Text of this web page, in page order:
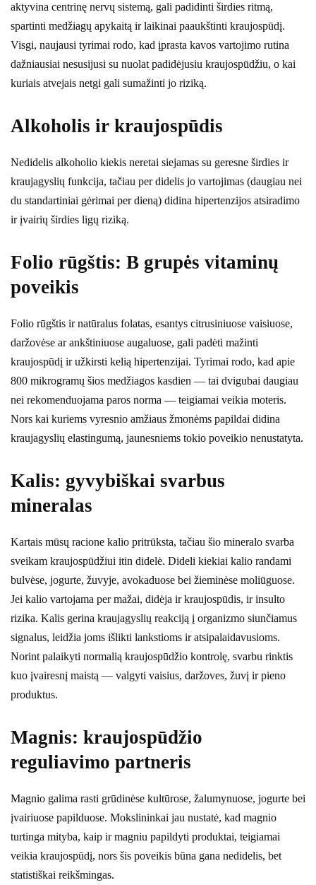
aktyvina centrinę nervų sistemą, gali padidinti širdies ritmą,
spartinti medžiagų apykaitą ir laikinai paaukštinti kraujospūdį.
Visgi, naujausi tyrimai rodo, kad įprasta kavos vartojimo rutina
dažniausiai nesusijusi su nuolat padidėjusiu kraujospūdžiu, o kai
kuriais atvejais netgi gali sumažinti jo riziką.
Alkoholis ir kraujospūdis
Nedidelis alkoholio kiekis neretai siejamas su geresne širdies ir
kraujagyslių funkcija, tačiau per didelis jo vartojimas (daugiau nei
du standartiniai gėrimai per dieną) didina hipertenzijos atsiradimo
ir įvairių širdies ligų riziką.
Folio rūgštis: B grupės vitaminų
poveikis
Folio rūgštis ir natūralus folatas, esantys citrusiniuose vaisiuose,
daržovėse ar ankštiniuose augaluose, gali padėti mažinti
kraujospūdį ir užkirsti kelią hipertenzijai. Tyrimai rodo, kad apie
800 mikrogramų šios medžiagos kasdien — tai dvigubai daugiau
nei rekomenduojama paros norma — teigiamai veikia moteris.
Nors kai kuriems vyresnio amžiaus žmonėms papildai didina
kraujagyslių elastingumą, jaunesniems tokio poveikio nenustatyta.
Kalis: gyvybiškai svarbus
mineralas
Kartais mūsų racione kalio pritrūksta, tačiau šio mineralo svarba
sveikam kraujospūdžiui itin didelė. Dideli kiekiai kalio randami
bulvėse, jogurte, žuvyje, avokaduose bei žieminėse moliūguose.
Jei kalio vartojama per mažai, didėja ir kraujospūdis, ir insulto
rizika. Kalis gerina kraujagyslių reakciją į organizmo siunčiamus
signalus, leidžia joms išlikti lankstioms ir atsipalaidavusioms.
Norint palaikyti normalią kraujospūdžio kontrolę, svarbu rinktis
kuo įvairesnį maistą — valgyti vaisius, daržoves, žuvį ir pieno
produktus.
Magnis: kraujospūdžio
reguliavimo partneris
Magnio galima rasti grūdinėse kultūrose, žalumynuose, jogurte bei
įvairiuose papilduose. Mokslininkai jau nustatė, kad magnio
turtinga mityba, kaip ir magniu papildyti produktai, teigiamai
veikia kraujospūdį, nors šis poveikis būna gana nedidelis, bet
statistiškai reikšmingas.